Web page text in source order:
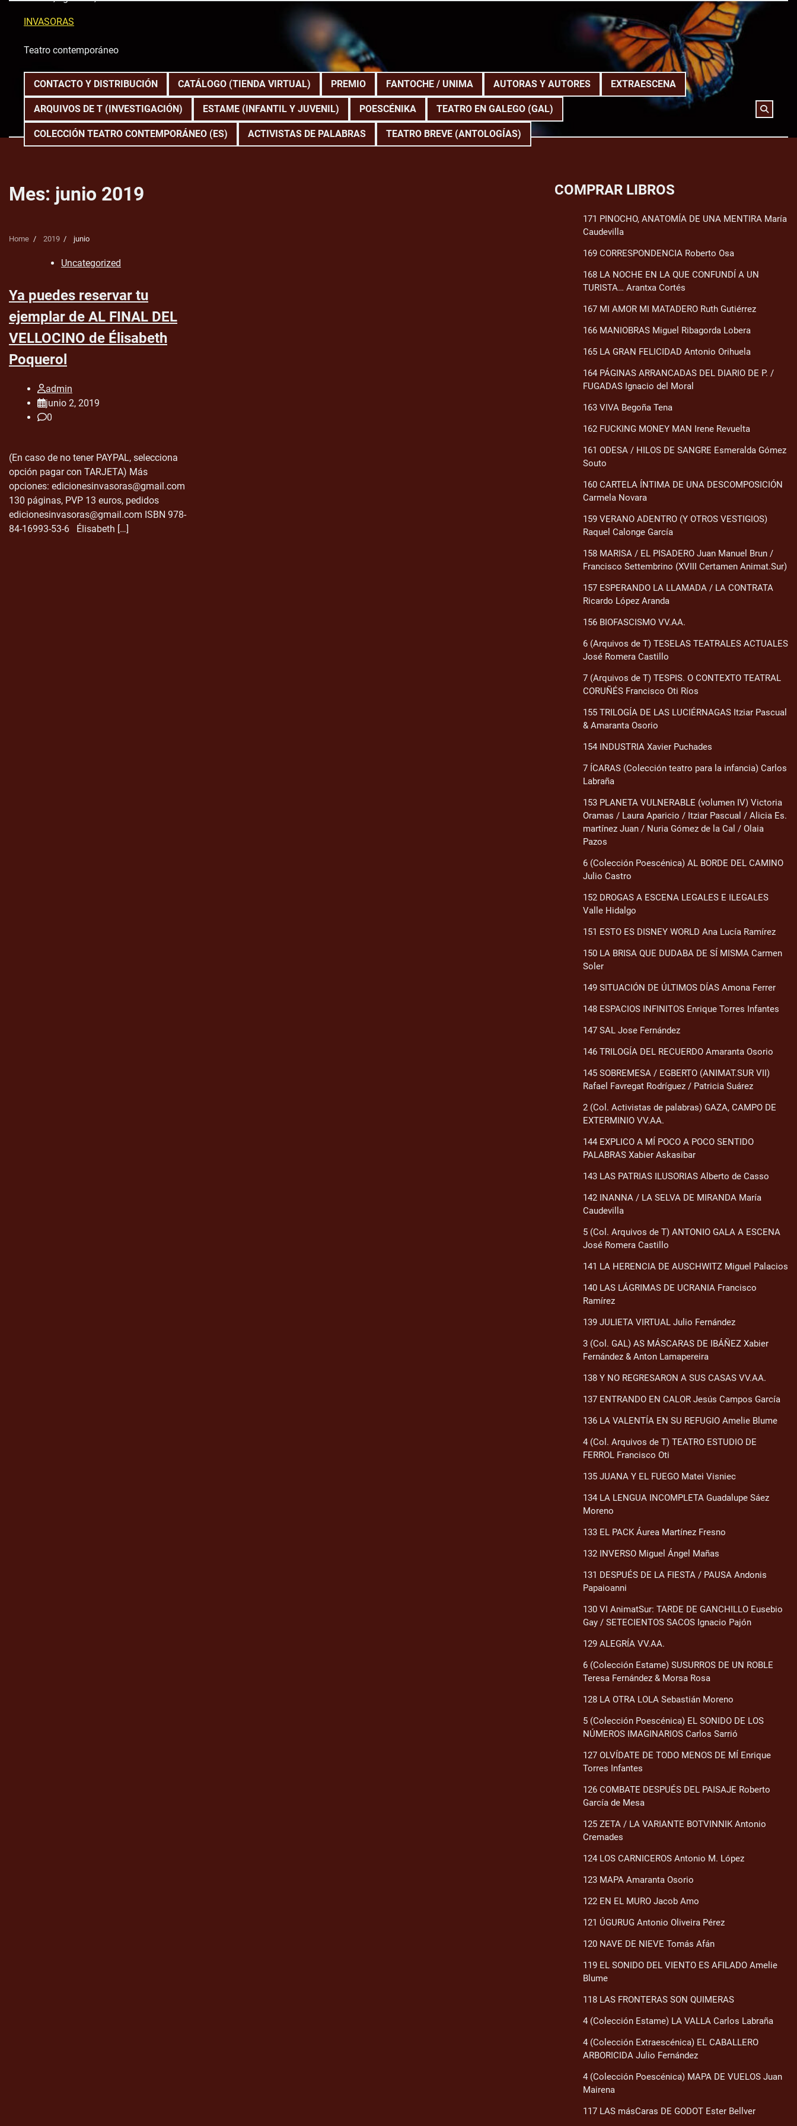
INVASORAS
Teatro contemporáneo
CONTACTO Y DISTRIBUCIÓN CATÁLOGO (TIENDA VIRTUAL) PREMIO FANTOCHE / UNIMA AUTORAS Y AUTORES EXTRAESCENA
ARQUIVOS DE T (INVESTIGACIÓN) ESTAME (INFANTIL Y JUVENIL) POESCÉNIKA TEATRO EN GALEGO (GAL)
COLECCIÓN TEATRO CONTEMPORÁNEO (ES) ACTIVISTAS DE PALABRAS TEATRO BREVE (ANTOLOGÍAS)
Mes: junio 2019
Home 2019 junio
Uncategorized
Ya puedes reservar tu
ejemplar de AL FINAL DEL
VELLOCINO de Élisabeth
Poquerol
admin
junio 2, 2019
0
(En caso de no tener PAYPAL, selecciona
opción pagar con TARJETA) Más
opciones: edicionesinvasoras@gmail.com
130 páginas, PVP 13 euros, pedidos
edicionesinvasoras@gmail.com ISBN 978-
84-16993-53-6 Élisabeth […]
COMPRAR LIBROS
171 PINOCHO, ANATOMÍA DE UNA MENTIRA María
Caudevilla
169 CORRESPONDENCIA Roberto Osa
168 LA NOCHE EN LA QUE CONFUNDÍ A UN
TURISTA… Arantxa Cortés
167 MI AMOR MI MATADERO Ruth Gutiérrez
166 MANIOBRAS Miguel Ribagorda Lobera
165 LA GRAN FELICIDAD Antonio Orihuela
164 PÁGINAS ARRANCADAS DEL DIARIO DE P. /
FUGADAS Ignacio del Moral
163 VIVA Begoña Tena
162 FUCKING MONEY MAN Irene Revuelta
161 ODESA / HILOS DE SANGRE Esmeralda Gómez
Souto
160 CARTELA ÍNTIMA DE UNA DESCOMPOSICIÓN
Carmela Novara
159 VERANO ADENTRO (Y OTROS VESTIGIOS)
Raquel Calonge García
158 MARISA / EL PISADERO Juan Manuel Brun /
Francisco Settembrino (XVIII Certamen Animat.Sur)
157 ESPERANDO LA LLAMADA / LA CONTRATA
Ricardo López Aranda
156 BIOFASCISMO VV.AA.
6 (Arquivos de T) TESELAS TEATRALES ACTUALES
José Romera Castillo
7 (Arquivos de T) TESPIS. O CONTEXTO TEATRAL
CORUÑÉS Francisco Oti Ríos
155 TRILOGÍA DE LAS LUCIÉRNAGAS Itziar Pascual
& Amaranta Osorio
154 INDUSTRIA Xavier Puchades
7 ÍCARAS (Colección teatro para la infancia) Carlos
Labraña
153 PLANETA VULNERABLE (volumen IV) Victoria
Oramas / Laura Aparicio / Itziar Pascual / Alicia Es.
martínez Juan / Nuria Gómez de la Cal / Olaia
Pazos
6 (Colección Poescénica) AL BORDE DEL CAMINO
Julio Castro
152 DROGAS A ESCENA LEGALES E ILEGALES
Valle Hidalgo
151 ESTO ES DISNEY WORLD Ana Lucía Ramírez
150 LA BRISA QUE DUDABA DE SÍ MISMA Carmen
Soler
149 SITUACIÓN DE ÚLTIMOS DÍAS Amona Ferrer
148 ESPACIOS INFINITOS Enrique Torres Infantes
147 SAL Jose Fernández
146 TRILOGÍA DEL RECUERDO Amaranta Osorio
145 SOBREMESA / EGBERTO (ANIMAT.SUR VII)
Rafael Favregat Rodríguez / Patricia Suárez
2 (Col. Activistas de palabras) GAZA, CAMPO DE
EXTERMINIO VV.AA.
144 EXPLICO A MÍ POCO A POCO SENTIDO
PALABRAS Xabier Askasibar
143 LAS PATRIAS ILUSORIAS Alberto de Casso
142 INANNA / LA SELVA DE MIRANDA María
Caudevilla
5 (Col. Arquivos de T) ANTONIO GALA A ESCENA
José Romera Castillo
141 LA HERENCIA DE AUSCHWITZ Miguel Palacios
140 LAS LÁGRIMAS DE UCRANIA Francisco
Ramírez
139 JULIETA VIRTUAL Julio Fernández
3 (Col. GAL) AS MÁSCARAS DE IBÁÑEZ Xabier
Fernández & Anton Lamapereira
138 Y NO REGRESARON A SUS CASAS VV.AA.
137 ENTRANDO EN CALOR Jesús Campos García
136 LA VALENTÍA EN SU REFUGIO Amelie Blume
4 (Col. Arquivos de T) TEATRO ESTUDIO DE
FERROL Francisco Oti
135 JUANA Y EL FUEGO Matei Visniec
134 LA LENGUA INCOMPLETA Guadalupe Sáez
Moreno
133 EL PACK Áurea Martínez Fresno
132 INVERSO Miguel Ángel Mañas
131 DESPUÉS DE LA FIESTA / PAUSA Andonis
Papaioanni
130 VI AnimatSur: TARDE DE GANCHILLO Eusebio
Gay / SETECIENTOS SACOS Ignacio Pajón
129 ALEGRÍA VV.AA.
6 (Colección Estame) SUSURROS DE UN ROBLE
Teresa Fernández & Morsa Rosa
128 LA OTRA LOLA Sebastián Moreno
5 (Colección Poescénica) EL SONIDO DE LOS
NÚMEROS IMAGINARIOS Carlos Sarrió
127 OLVÍDATE DE TODO MENOS DE MÍ Enrique
Torres Infantes
126 COMBATE DESPUÉS DEL PAISAJE Roberto
García de Mesa
125 ZETA / LA VARIANTE BOTVINNIK Antonio
Cremades
124 LOS CARNICEROS Antonio M. López
123 MAPA Amaranta Osorio
122 EN EL MURO Jacob Amo
121 ÚGURUG Antonio Oliveira Pérez
120 NAVE DE NIEVE Tomás Afán
119 EL SONIDO DEL VIENTO ES AFILADO Amelie
Blume
118 LAS FRONTERAS SON QUIMERAS
4 (Colección Estame) LA VALLA Carlos Labraña
4 (Colección Extraescénica) EL CABALLERO
ARBORICIDA Julio Fernández
4 (Colección Poescénica) MAPA DE VUELOS Juan
Mairena
117 LAS másCaras DE GODOT Ester Bellver